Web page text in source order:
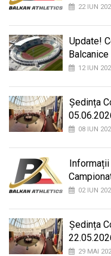
22 IUN
Update!
12 IUN
Ședința
08 IUN
02 IUN
Ședința
29 MAI